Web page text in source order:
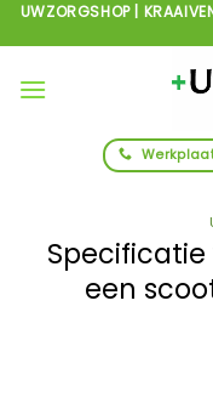
Ga
naar
inhoud
UWZORGSHOP |
een